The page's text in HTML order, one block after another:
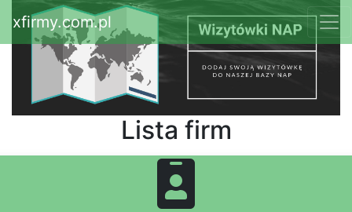
xfirmy.com.pl
Lista firm